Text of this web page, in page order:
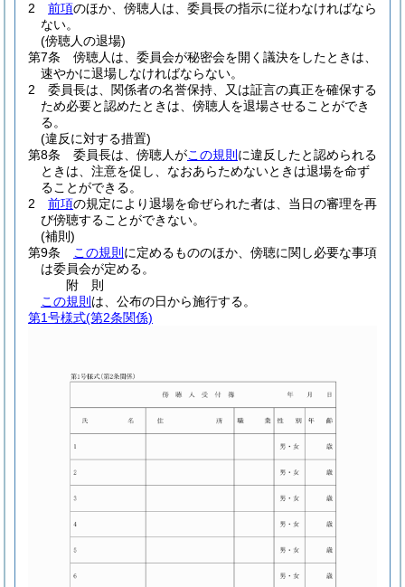
2
前項のほか、傍聴人は、委員長の指示に従わなければなら
ない。
(傍聴人の退場)
第7条
傍聴人は、委員会が秘密会を開く議決をしたときは、
速やかに退場しなければならない。
2
委員長は、関係者の名誉保持、又は証言の真正を確保する
ため必要と認めたときは、傍聴人を退場させることができ
る。
(違反に対する措置)
第8条
委員長は、傍聴人がこの規則 に違反したと認められる
ときは、注意を促し、なおあらためないときは退場を命ず
ることができる。
2
前項の規定により退場を命ぜられた者は、当日の審理を再
び傍聴することができない。
(補則)
第9条
この規則 に定めるもののほか、傍聴に関し必要な事項
は委員会が定める。
附 則
この規則 は、公布の日から施行する。
第1号様式(第2条関係)